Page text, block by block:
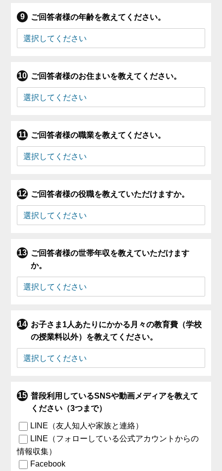
ご回答者様の年齢を教えてください。
ご回答者様のお住まいを教えてください。
ご回答者様の職業を教えてください。
ご回答者様の役職を教えていただけますか。
ご回答者様の世帯年収を教えていただけます
か。
お子さま1人あたりにかかる月々の教育費（学校
の授業料以外）を教えてください。
普段利用しているSNSや動画メディアを教えて
ください（3つまで）
LINE（友人知人や家族と連絡）
LINE（フォローしている公式アカウントからの
情報収集）
Facebook